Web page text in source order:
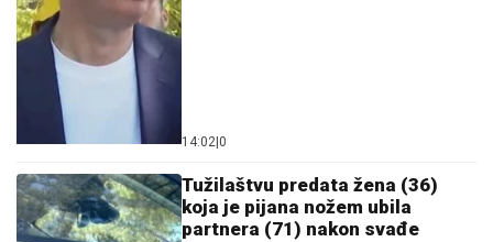
14:02 0
Tužilaštvu predata žena (36)
koja je pijana nožem ubila
partnera (71) nakon svađe